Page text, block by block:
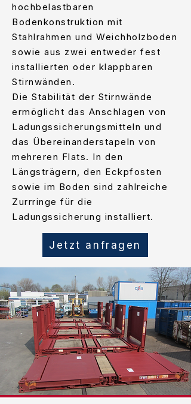
hochbelastbaren
Bodenkonstruktion mit
Stahlrahmen und Weichholzboden
sowie aus zwei entweder fest
installierten oder klappbaren
Stirnwänden.
Die Stabilität der Stirnwände
ermöglicht das Anschlagen von
Ladungssicherungsmitteln und
das Übereinanderstapeln von
mehreren Flats. In den
Längsträgern, den Eckpfosten
sowie im Boden sind zahlreiche
Zurrringe für die
Ladungssicherung installiert.
Jetzt anfragen